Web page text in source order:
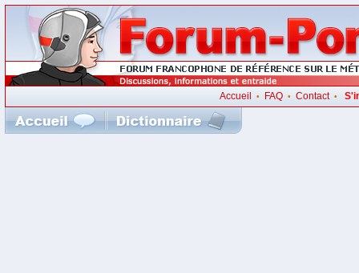
Accueil • FAQ• Contact•